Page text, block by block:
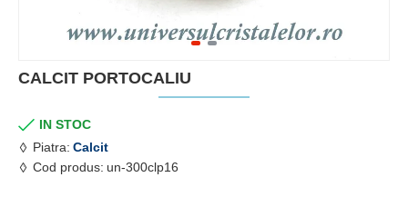
CALCIT PORTOCALIU
IN STOC
Piatra: Calcit
Cod produs: un-300clp16